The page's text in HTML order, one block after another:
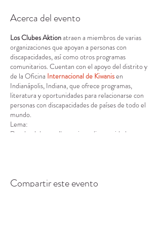
Acerca del evento
Los Clubes Aktionatraen a miembros de varias
organizaciones que apoyan a personas con
discapacidades, así como otros programas
comunitarios. Cuentan con el apoyo del distrito y
de la Oficina Internacional de Kiwanisen
Indianápolis, Indiana, que ofrece programas,
literatura y oportunidades para relacionarse con
personas con discapacidades de países de todo el
mundo.
Lema:
Donde el desarrollo no tiene discapacidad.
Brindar a los adultos que viven con discapacidades
Compartir este evento